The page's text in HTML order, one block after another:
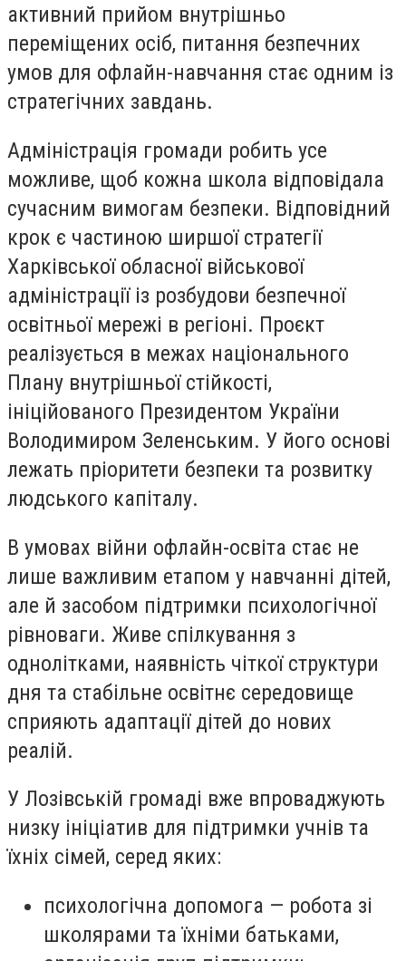
активний прийом внутрішньо
переміщених осіб, питання безпечних
умов для офлайн-навчання стає одним із
стратегічних завдань.
Адміністрація громади робить усе
можливе, щоб кожна школа відповідала
сучасним вимогам безпеки. Відповідний
крок є частиною ширшої стратегії
Харківської обласної військової
адміністрації із розбудови безпечної
освітньої мережі в регіоні. Проєкт
реалізується в межах національного
Плану внутрішньої стійкості,
ініційованого Президентом України
Володимиром Зеленським. У його основі
лежать пріоритети безпеки та розвитку
людського капіталу.
В умовах війни офлайн-освіта стає не
лише важливим етапом у навчанні дітей,
але й засобом підтримки психологічної
рівноваги. Живе спілкування з
однолітками, наявність чіткої структури
дня та стабільне освітнє середовище
сприяють адаптації дітей до нових
реалій.
У Лозівській громаді вже впроваджують
низку ініціатив для підтримки учнів та
їхніх сімей, серед яких:
психологічна допомога — робота зі
школярами та їхніми батьками,